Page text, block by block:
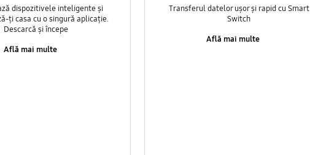
dispozitivele inteligente și
ți casa cu o singură aplicație.
Descarcă și începe
Află mai multe
Transferul datelor ușor și rapid cu Smart
Switch
Află mai multe